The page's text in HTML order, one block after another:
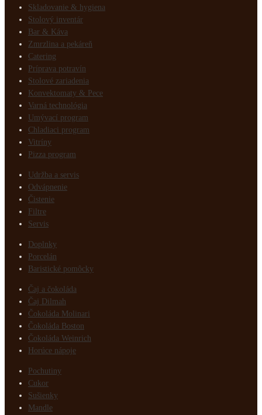
Skladovanie & hygiena
Stolový inventár
Bar & Káva
Zmrzlina a pekáreň
Catering
Príprava potravín
Stolové zariadenia
Konvektomaty & Pece
Varná technológia
Umývací program
Chladiaci program
Vitríny
Pizza program
Udržba a servis
Odvápnenie
Čistenie
Filtre
Servis
Doplnky
Porcelán
Baristické pomôcky
Čaj a čokoláda
Čaj Dilmah
Čokoláda Molinari
Čokoláda Boston
Čokoláda Weinrich
Horúce nápoje
Pochutiny
Cukor
Sušienky
Mandle